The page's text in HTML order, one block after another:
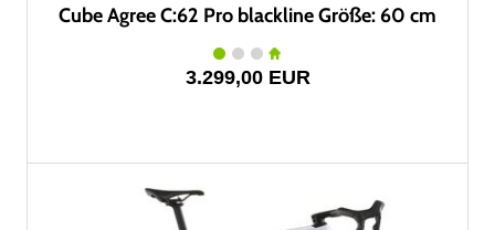
Cube Agree C:62 Pro blackline Größe: 60 cm
3.299,00 EUR